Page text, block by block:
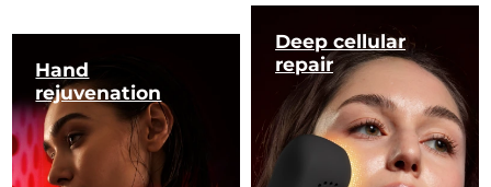
Hand
rejuvenation
Deep cellular
repair